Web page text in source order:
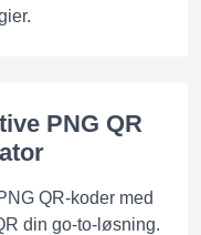
PNG QR
QR-koder med
din go-to-løsning.